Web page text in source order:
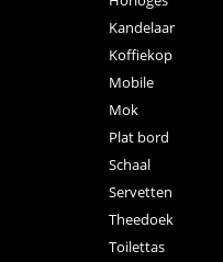
Kandelaar
Koffiekop
Mobile
Mok
Plat bord
Schaal
Servetten
Theedoek
Toilettas